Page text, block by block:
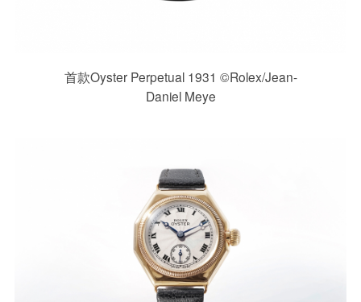
首款Oyster Perpetual 1931 ©Rolex/Jean-
Daniel Meye